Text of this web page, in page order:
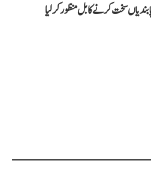
سخت کرنے کا بل منظور کرلیا